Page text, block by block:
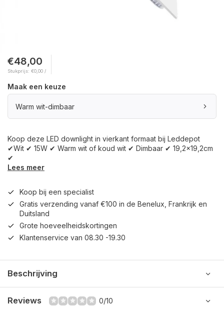
€48,00
Stukprijs: €0,00 /
Maak een keuze
Warm wit-dimbaar
Koop deze LED downlight in vierkant formaat bij Leddepot
✔Wit ✔ 15W ✔ Warm wit of koud wit ✔ Dimbaar ✔ 19,2x19,2cm
✔
Lees meer
Koop bij een specialist
Gratis verzending vanaf €100 in de Benelux, Frankrijk en
Duitsland
Grote hoeveelheidskortingen
Klantenservice van 08.30 -19.30
Beschrijving
Reviews 0/10